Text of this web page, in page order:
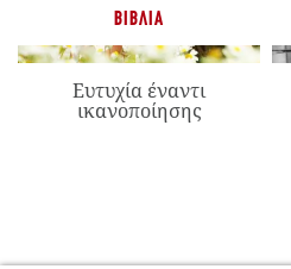
ΒΙΒΛΊΑ
Ευτυχία έναντι
ικανοποίησης